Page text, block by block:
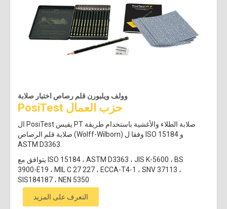
وولف ويلبورن قلم رصاص اختبار صلابة
PosiTest حزب العمال
ال PosiTest يقيس PT صلابة الطلاء والأغشية باستخدام طريقة
صلابة قلم الرصاص (Wolff-Wilborn) وفقا ل ISO 15184 و
ASTM D3363.
يتوافق مع ISO 15184 ، ASTM D3363 ، JIS K-5600 ، BS
3900-E19 ، MIL C 27 227 ، ECCA-T4-1 ، SNV 37113 ،
SIS184187 ، NEN 5350
التعرف على المزيد